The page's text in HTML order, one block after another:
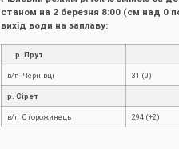
станом на 2 березня 8:00 (см над 0
вихід води на заплаву:
р. Прут
в/п Чернівці 31 (0)
р. Сірет
в/п Сторожинець 294 (+2)